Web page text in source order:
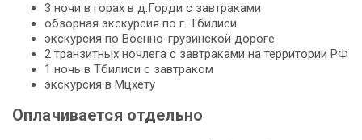
3 ночи в горах в д.Горди c завтраками
обзорная экскурсия по г. Тбилиси
экскурсия по Военно-грузинской дороге
2 транзитных ночлега с завтраками на территории РФ
1 ночь в Тбилиси с завтраком
экскурсия в Мцхету
Оплачивается отдельно